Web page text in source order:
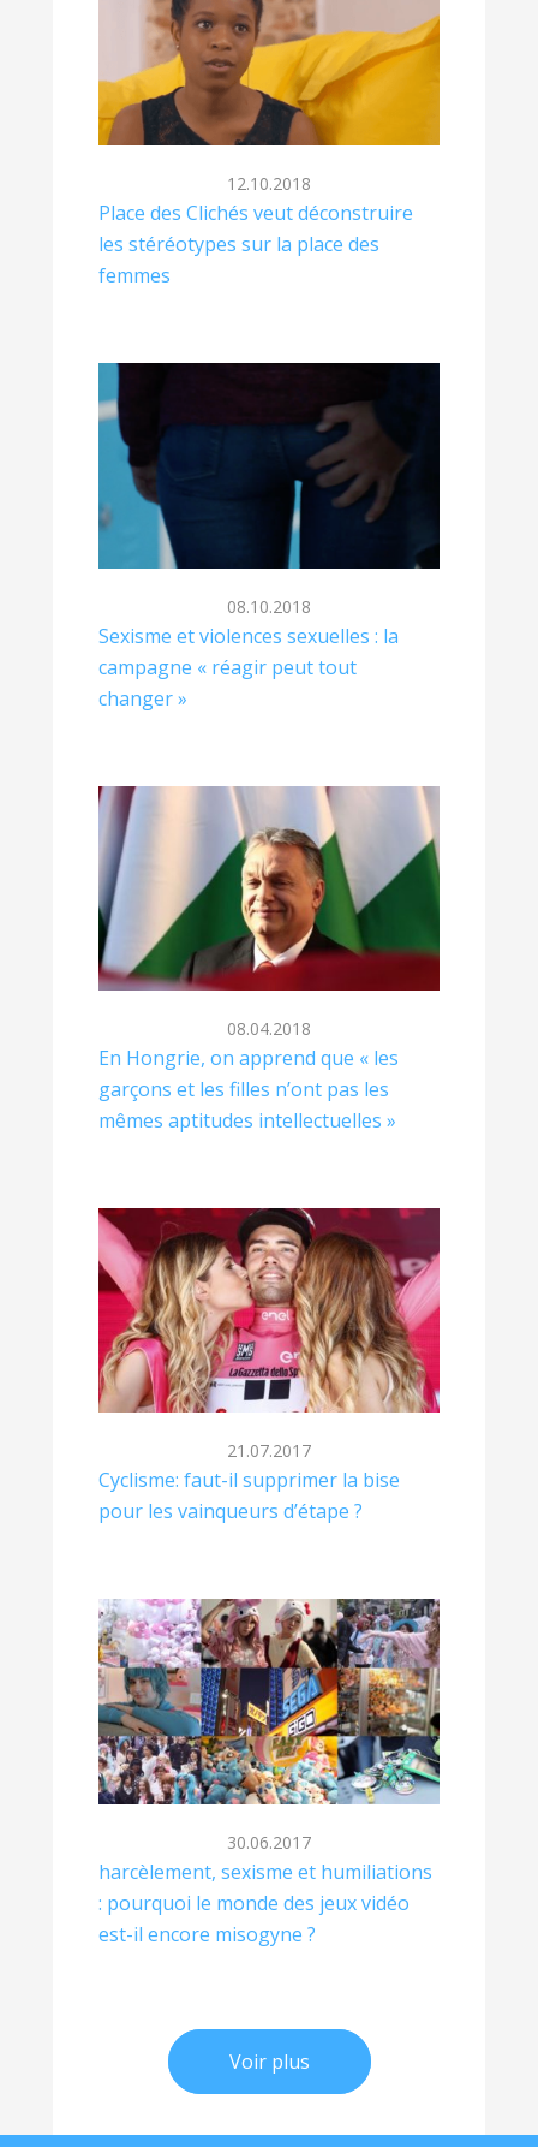
12.10.2018
Place des Clichés veut déconstruire
les stéréotypes sur la place des
femmes
08.10.2018
Sexisme et violences sexuelles : la
campagne « réagir peut tout
changer »
08.04.2018
En Hongrie, on apprend que « les
garçons et les filles n’ont pas les
mêmes aptitudes intellectuelles »
21.07.2017
Cyclisme: faut-il supprimer la bise
pour les vainqueurs d’étape ?
30.06.2017
harcèlement, sexisme et humiliations
: pourquoi le monde des jeux vidéo
est-il encore misogyne ?
Voir plus